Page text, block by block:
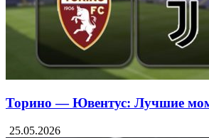
Торино — Ювентус: Лучшие
25.05.2026